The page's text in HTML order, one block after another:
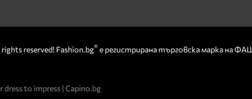
reserved! Fashion.bg® е регистрирана търговска марка на
dress to impress | Capino.bg